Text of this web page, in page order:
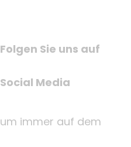
Folgen Sie uns auf
Social Media
um immer auf dem